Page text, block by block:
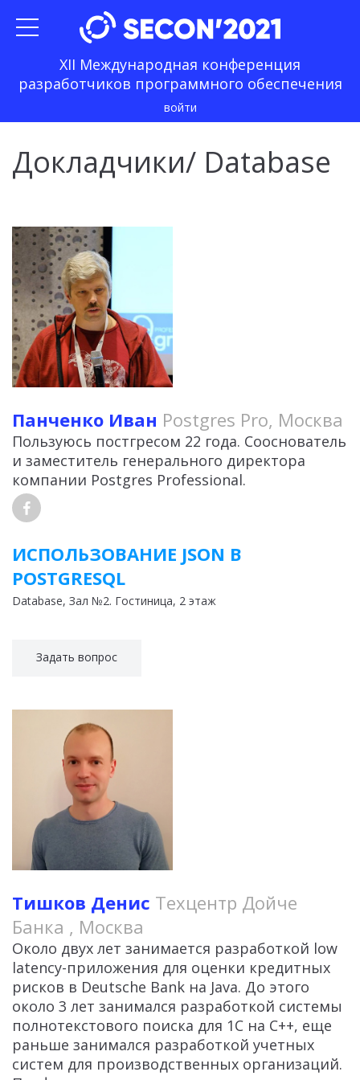
XII Международная конференция
разработчиков программного обеспечения
войти
Докладчики/ Database
Панченко Иван Postgres Pro, Москва
Пользуюсь постгресом 22 года. Сооснователь
и заместитель генерального директора
компании Postgres Professional.
ИСПОЛЬЗОВАНИЕ JSON В
POSTGRESQL
Database, Зал №2. Гостиница, 2 этаж
Задать вопрос
Тишков Денис Техцентр Дойче
Банка , Москва
Около двух лет занимается разработкой low
latency-приложения для оценки кредитных
рисков в Deutsche Bank на Java. До этого
около 3 лет занимался разработкой системы
полнотекстового поиска для 1С на C++, еще
раньше занимался разработкой учетных
систем для производственных организаций.